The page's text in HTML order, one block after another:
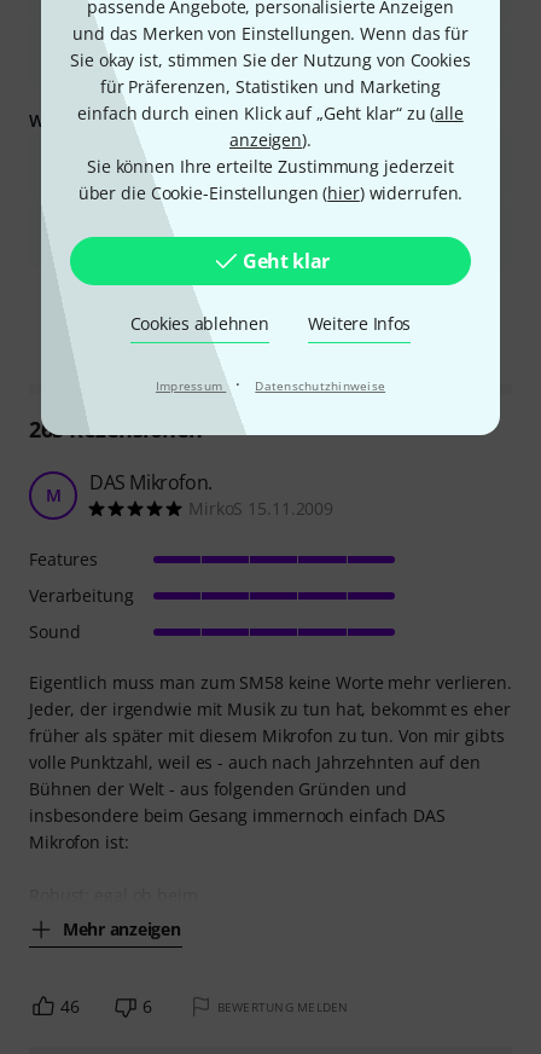
passende Angebote, personalisierte Anzeigen
und das Merken von Einstellungen. Wenn das für
Sie okay ist, stimmen Sie der Nutzung von Cookies
für Präferenzen, Statistiken und Marketing
einfach durch einen Klick auf „Geht klar“ zu (alle
anzeigen).
Sie können Ihre erteilte Zustimmung jederzeit
über die Cookie-Einstellungen (hier) widerrufen.
Geht klar
Cookies ablehnen Weitere Infos
Impressum · Datenschutzhinweise
Es bietet ein ausgezeichnetes Preis-Leistungs-Verhältnis und ist
daher eine zuverlässige Wahl für verschiedene Einsatzbereiche.
Was Sie außerdem wissen sollten:
Der Ein-/Ausschalter wirkt im Vergleich zum Rest der
Mikrofonkonstruktion weniger hochwertig.
Einige Benutzer stellten fest, dass das Mikrofon
Hintergrundgeräusche aufnahm.
Markieren Sie diese
Markieren Sie diese
265Rezensionen
M DAS Mikrofon.
MirkoS 15.11.2009
Eigentlich muss man zum SM58 keine Worte mehr verlieren.
Jeder, der irgendwie mit Musik zu tun hat, bekommt es eher
früher als später mit diesem Mikrofon zu tun. Von mir gibts
volle Punktzahl, weil es - auch nach Jahrzehnten auf den
Bühnen der Welt - aus folgenden Gründen und
insbesondere beim Gesang immernoch einfach DAS
Mikrofon ist:
Mehr anzeigen
Features
Verarbeitung
Sound
46 6 BEWERTUNG MELDEN